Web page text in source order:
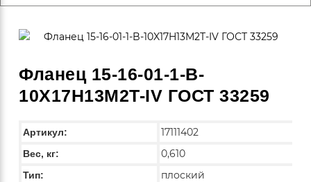
Фланец 15-16-01-1-B-
10X17H13M2T-IV ГОСТ 33259
Артикул: 17111402
Вес, кг: 0,610
Тип: плоский